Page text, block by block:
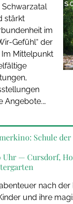
stärkt
im
Gefühl“ der
Mittelpunkt
Angebote.…
Schule
Uhr — Cursdorf,
nach der
und ihre